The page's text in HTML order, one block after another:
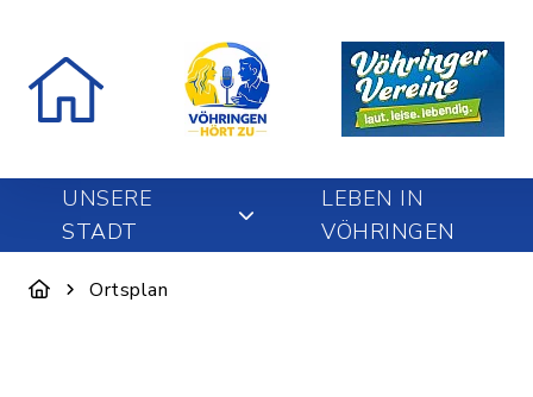
UNSERE
STADT
LEBEN IN
VÖHRINGEN
Ortsplan